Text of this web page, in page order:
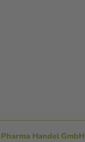
Handel GmbH